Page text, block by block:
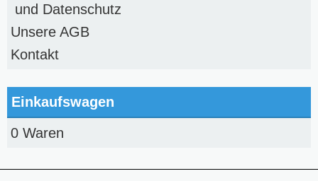
und Datenschutz
Unsere AGB
Kontakt
Einkaufswagen
0 Waren